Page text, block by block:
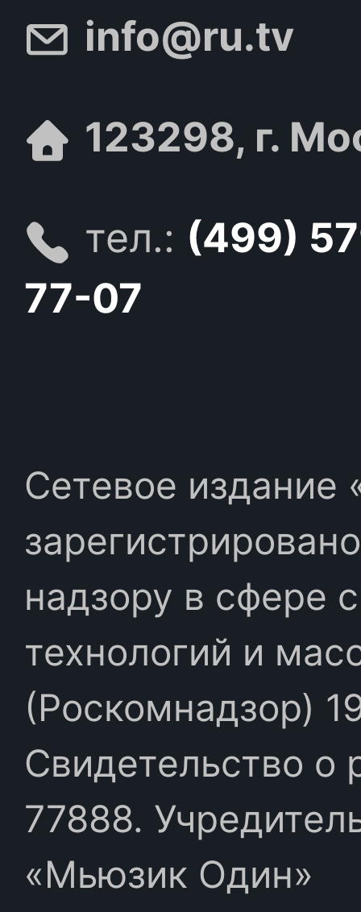
info@ru.tv
123298, г.
тел.: (499)
77-07
Сетевое издание
надзору в сфере
технологий и
(Роскомнадзор)
Свидетельство
77888.
«Мьюзик Один»